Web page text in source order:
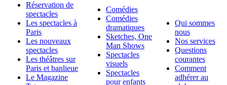
Réservation de
spectacles
Les spectacles à
Paris
Les nouveaux
spectacles
Les théâtres sur
Paris et banlieue
Le Magazine
Comédies
Comédies
dramatiques
Sketches, One
Man Shows
Spectacles
visuels
Spectacles
pour enfants
Qui sommes
nous
Nos services
Questions
courantes
Comment
adhérer au